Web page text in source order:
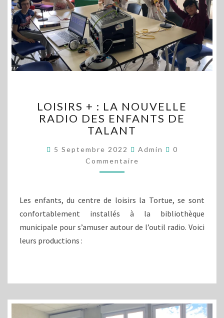
+
:
LA
RADIO
DES
ENFANTS
LOISIRS + : LA NOUVELLE
RADIO DES ENFANTS DE
TALANT
5 Septembre 2022 Admin
0
Commentaire
Les enfants, du centre de loisirs la Tortue, se sont
confortablement installés à la bibliothèque
municipale pour s’amuser autour de l’outil radio. Voici
leurs productions :